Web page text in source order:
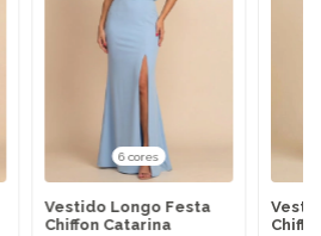
6 cores
Vestido Longo Festa
Chiffon Catarina